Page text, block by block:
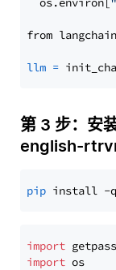
from
llm =
第 3 步：安
english-
pip
import
import os